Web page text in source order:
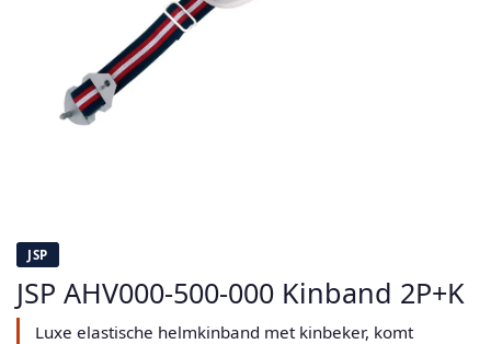
JSP
JSP AHV000-500-000 Kinband 2P+K
Luxe elastische helmkinband met kinbeker, komt